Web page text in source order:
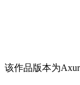
该作品版本为